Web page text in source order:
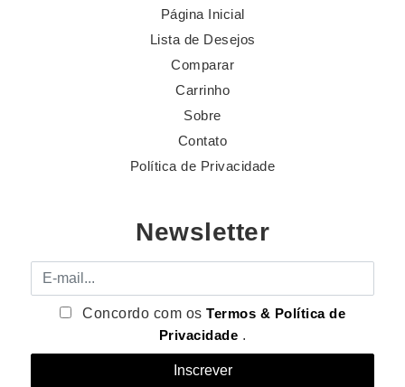
Página Inicial
Lista de Desejos
Comparar
Carrinho
Sobre
Contato
Política de Privacidade
Newsletter
E-mail
Concordo com osTermos & Política de
Privacidade .